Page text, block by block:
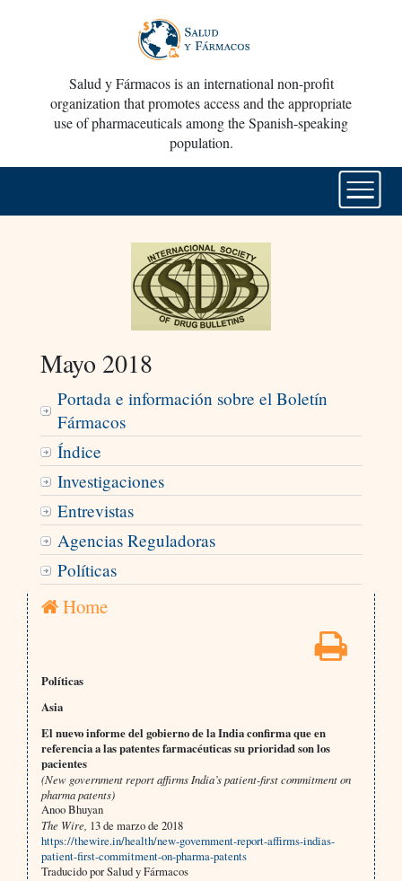
Salud y Fármacos is an international non-profit
organization that promotes access and the appropriate
use of pharmaceuticals among the Spanish-speaking
population.
Mayo 2018
Portada e información sobre el Boletín
Fármacos
Índice
Investigaciones
Entrevistas
Agencias Reguladoras
Políticas
Home
Políticas
Asia
El nuevo informe del gobierno de la India confirma que en
referencia a las patentes farmacéuticas su prioridad son los
pacientes
(New government report affirms India’s patient-first commitment on
pharma patents)
Anoo Bhuyan
The Wire, 13 de marzo de 2018
https://thewire.in/health/new-government-report-affirms-indias-
patient-first-commitment-on-pharma-patents
Traducido por Salud y Fármacos